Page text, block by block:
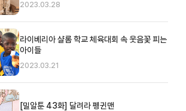
2023.03.28
라이베리아 샬롬 학교 체육대회 속 웃음꽃 피는
아이들
2023.03.21
[밀알툰 43화] 달려라 펭귄맨